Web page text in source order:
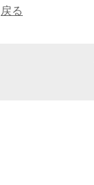
戻る